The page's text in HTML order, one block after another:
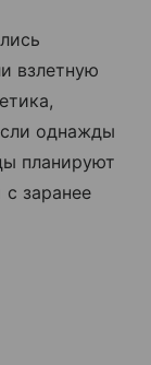
взлетную
однажды
планируют
заранее